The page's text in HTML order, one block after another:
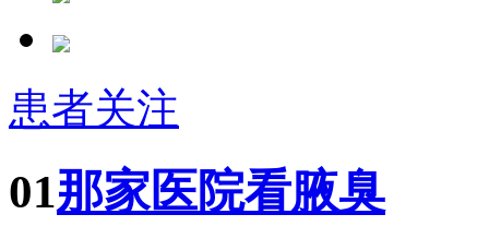
患者关注
01那家医院看腋臭